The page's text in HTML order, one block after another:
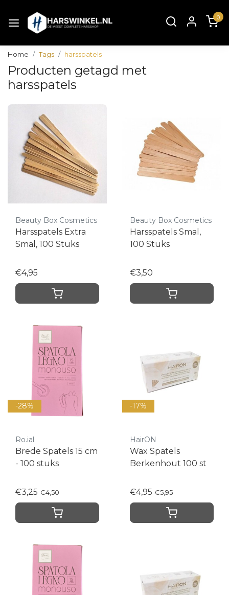
0
Home Tags harsspatels
Producten getagd met
harsspatels
Beauty Box Cosmetics
Harsspatels Extra
Smal, 100 Stuks
€4,95
Beauty Box Cosmetics
Harsspatels Smal,
100 Stuks
€3,50
-28%
Ro.ial
Brede Spatels 15 cm
- 100 stuks
€3,25 €4,50
-17%
HairON
Wax Spatels
Berkenhout 100 st
€4,95 €5,95